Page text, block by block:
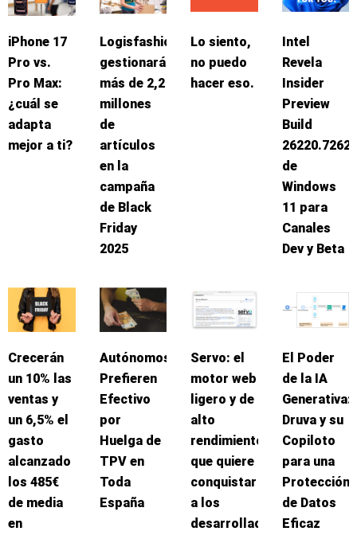
iPhone 17
Pro vs.
Pro Max:
¿cuál se
adapta
mejor a ti?
Logisfashion
gestionará
más de 2,2
millones
de
artículos
en la
campaña
de Black
Friday
2025
Lo siento,
no puedo
hacer eso.
Intel
Revela
Insider
Preview
Build
26220.7262
de
Windows
11 para
Canales
Dev y Beta
Crecerán
un 10% las
ventas y
un 6,5% el
gasto
alcanzado
los 485€
de media
en
Autónomos
Prefieren
Efectivo
por
Huelga de
TPV en
Toda
España
Servo: el
motor web
ligero y de
alto
rendimiento
que quiere
conquistar
a los
desarrolladores
El Poder
de la IA
Generativa:
Druva y su
Copiloto
para una
Protección
de Datos
Eficaz